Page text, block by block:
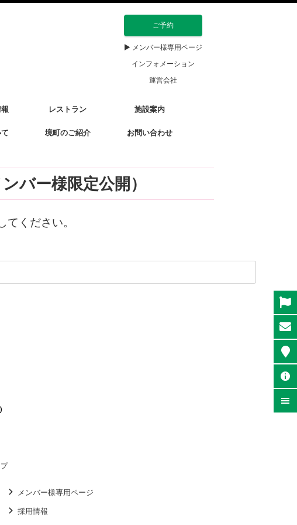
ご予約
▶ メンバー様専用ページ
インフォメーション
運営会社
レストラン 施設案内
境町のご紹介 お問い合わせ
バー様限定公開）
ください。
メンバー様専用ページ
採用情報